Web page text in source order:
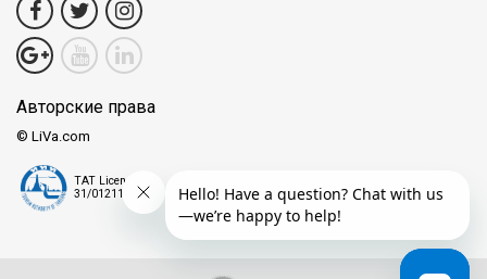
Авторские права
© LiVa.com
TAT License
31/01211